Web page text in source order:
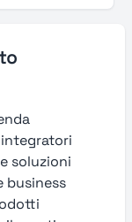
soluzioni
business